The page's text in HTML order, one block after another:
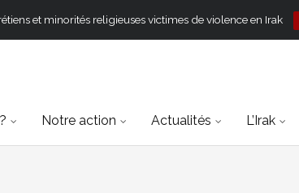
et minorités religieuses victimes de violence en Irak
Notre action Actualités L’Irak